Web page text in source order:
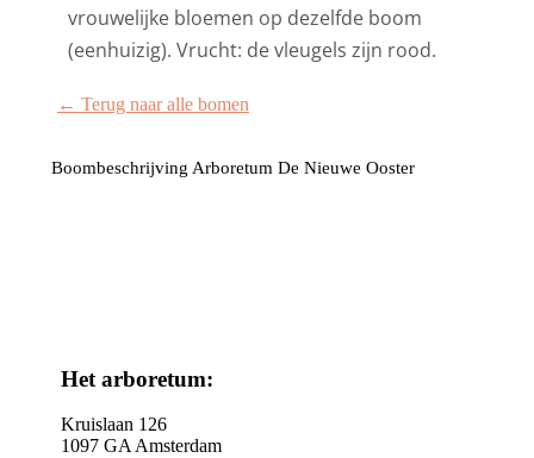
vrouwelijke bloemen op dezelfde boom
(eenhuizig). Vrucht: de vleugels zijn rood.
← Terug naar alle bomen
Boombeschrijving Arboretum De Nieuwe Ooster
Het arboretum:
Kruislaan 126
1097 GA Amsterdam